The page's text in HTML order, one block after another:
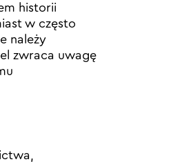
historii
w często
należy
zwraca uwagę